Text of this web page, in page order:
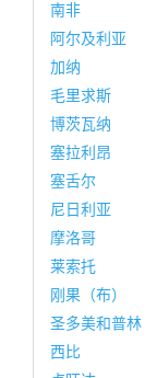
南非
阿尔及利亚
加纳
毛里求斯
博茨瓦纳
塞拉利昂
塞舌尔
尼日利亚
摩洛哥
莱索托
刚果（布）
圣多美和普林
西比